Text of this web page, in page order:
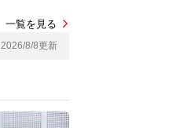
一覧を見る
2026/8/8更新